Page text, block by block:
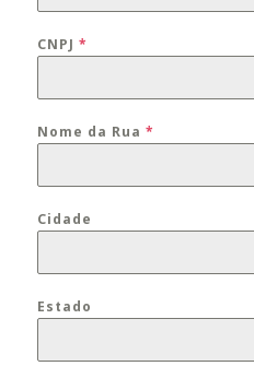
CNPJ *
Nome da Rua *
Cidade
Estado